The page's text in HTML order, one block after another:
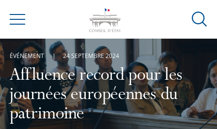
Menu
Ouvrir
Affluence record pour les
journées européennes du
patrimoine
ÉVÉNEMENT 24 SEPTEMBRE 2024